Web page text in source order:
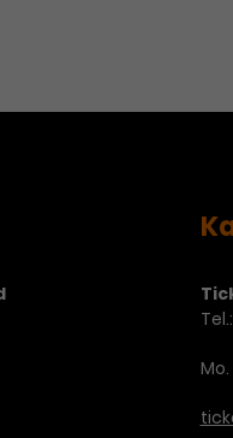
Tel.:
Mo.